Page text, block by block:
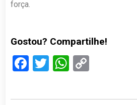
força.
Gostou? Compartilhe!
Facebook
TwitterWhatsApp